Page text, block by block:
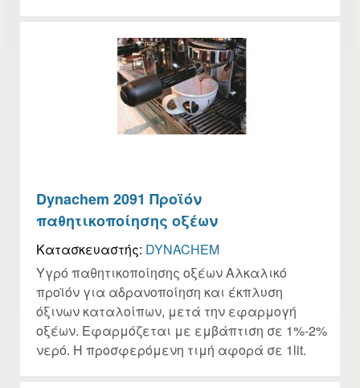
Dynachem 2091 Προϊόν
παθητικοποίησης οξέων
Κατασκευαστής: DYNACHEM
Υγρό παθητικοποίησης οξέων Αλκαλικό
προϊόν για αδρανοποίηση και έκπλυση
όξινων καταλοίπων, μετά την εφαρμογή
οξέων. Εφαρμόζεται με εμβάπτιση σε 1%-2%
νερό. Η προσφερόμενη τιμή αφορά σε 1lit.